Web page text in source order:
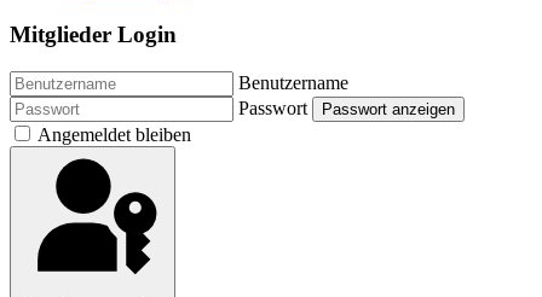
Mitglieder Login
Benutzername
Passwort
Passwort anzeigen
Angemeldet bleiben